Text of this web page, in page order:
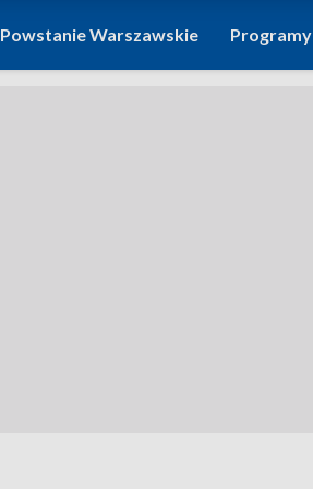
Powstanie Warszawskie Programy